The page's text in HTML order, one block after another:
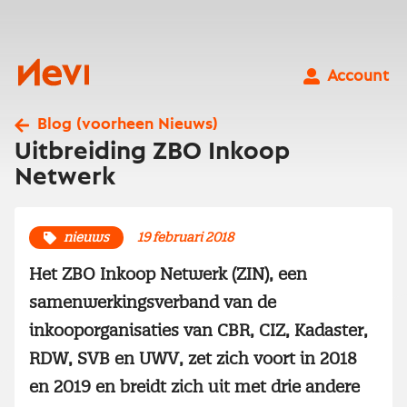
Nevi
Account
Blog (voorheen Nieuws)
Uitbreiding ZBO Inkoop
Netwerk
nieuws 19 februari 2018
Het ZBO Inkoop Netwerk (ZIN), een
samenwerkingsverband van de
inkooporganisaties van CBR, CIZ, Kadaster,
RDW, SVB en UWV, zet zich voort in 2018
en 2019 en breidt zich uit met drie andere